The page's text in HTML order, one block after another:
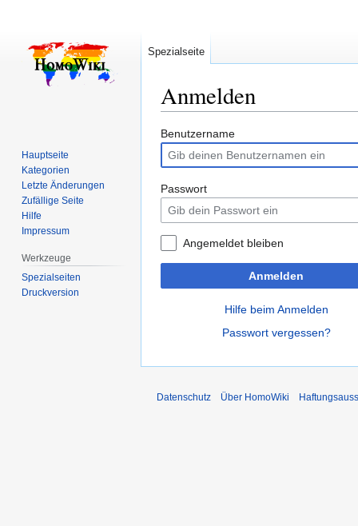
Anmelden
Zur
Navigation
springen
Zur
Suche
springen
Benutzername
Passwort
Angemeldet bleiben
Anmelden
Hilfe beim Anmelden
Passwort vergessen?
Spezialseite
Hauptseite
Kategorien
Letzte Änderungen
Zufällige Seite
Hilfe
Impressum
Werkzeuge
Spezialseiten
Druckversion
Datenschutz Über HomoWiki